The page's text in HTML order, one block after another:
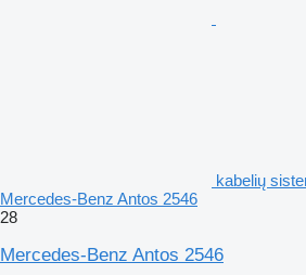
kabelių
Mercedes-Benz Antos 2546
28
Mercedes-Benz Antos 2546